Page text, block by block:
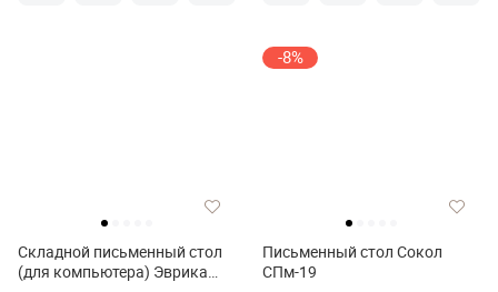
Складной письменный стол
(для компьютера) Эврика
-8%
Письменный стол Сокол
СПм-19